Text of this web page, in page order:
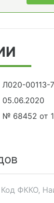
Л020-00113-
05.06.2020
№ 68452 от
Код ФККО,